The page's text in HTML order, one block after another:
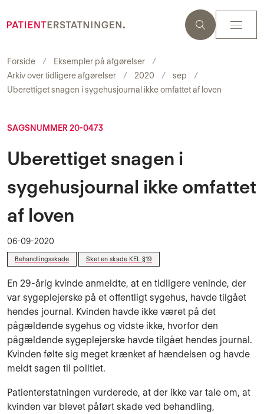
Forside
Eksempler på afgørelser
Arkiv over tidligere afgørelser
2020
sep
Uberettiget snagen i sygehusjournal ikke omfattet af loven
SAGSNUMMER 20-0473
Uberettiget snagen i
sygehusjournal ikke omfattet
af loven
06-09-2020
Behandlingsskade Sket en skade KEL §19
En 29-årig kvinde anmeldte, at en tidligere veninde, der
var sygeplejerske på et offentligt sygehus, havde tilgået
hendes journal. Kvinden havde ikke været på det
pågældende sygehus og vidste ikke, hvorfor den
pågældende sygeplejerske havde tilgået hendes journal.
Kvinden følte sig meget krænket af hændelsen og havde
meldt sagen til politiet.
Patienterstatningen vurderede, at der ikke var tale om, at
kvinden var blevet påført skade ved behandling,